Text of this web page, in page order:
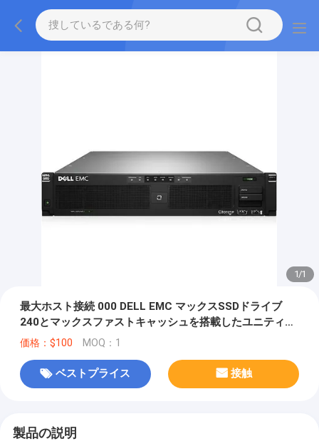
1/1
最大ホスト接続 000 DELL EMC マックスSSDドライブ
240とマックスファストキャッシュを搭載したユニティー
ストレージ 800GBまでデータストレージプラットフォー
価格：$100 MOQ：1
ベストプライス 接触
製品の説明